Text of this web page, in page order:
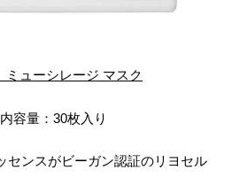
ューシレージ マスク
容量：30枚入り
センスがビーガン認証のリヨセル